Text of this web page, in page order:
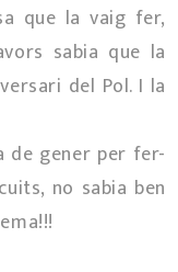
que la vaig fer,
sabia que la
del Pol. I la
de gener per fer-
no sabia ben